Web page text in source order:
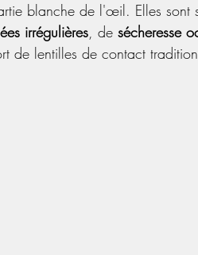
blanche de l'œil. Elles sont
irrégulières, de sécheresse
de lentilles de contact